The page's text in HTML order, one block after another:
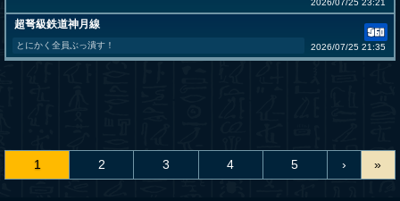
2026/07/25 23:21
超弩級鉄道神月線
とにかく全員ぶっ潰す！ 2026/07/25 21:35
1 2 3 4 5 › »